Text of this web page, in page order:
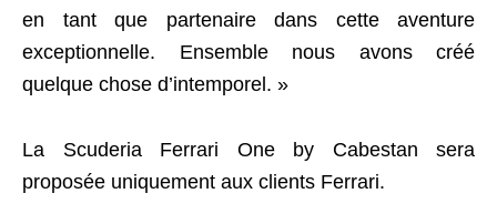
en tant que partenaire dans cette aventure
exceptionnelle. Ensemble nous avons créé
quelque chose d’intemporel. »
La Scuderia Ferrari One by Cabestan sera
proposée uniquement aux clients Ferrari.